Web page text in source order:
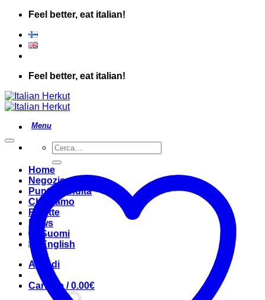
Salta
contenuti
Feel better, eat italian!
Feel better, eat italian!
Cerca:
Home
Negozio
Punto Vendita
Chi Siamo
Ricette
News
Suomi
English
Accedi
Carrello /0.00€